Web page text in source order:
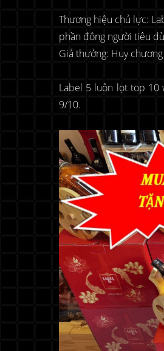
Thương hiệu chủ lực:
phần đông người tiêu
Giả thưởng: Huy
Label 5 luôn lọt top 10
9/10.